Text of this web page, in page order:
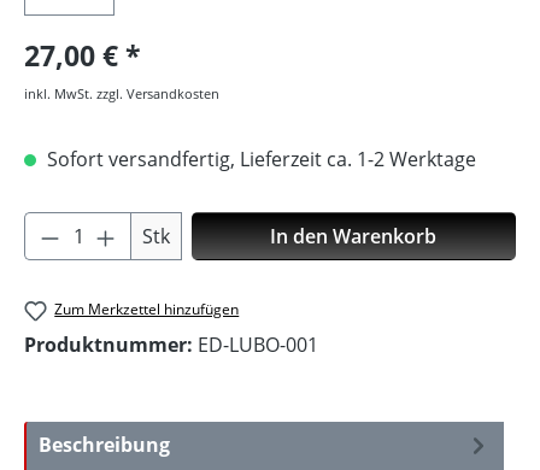
27,00 €
inkl. MwSt. zzgl. Versandkosten
Sofort versandfertig, Lieferzeit ca. 1-2 Werktage
Produkt Anzahl: Gib den gewünschten
Stk In den Warenkorb
Zum Merkzettel hinzufügen
Produktnummer: ED-LUBO-001
Beschreibung